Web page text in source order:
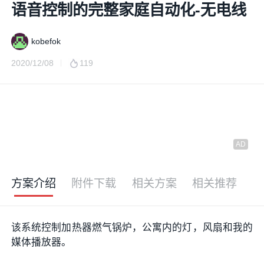
语音控制的完整家庭自动化-无电线
kobefok
2020/12/08 119
方案介绍 附件下载 相关方案 相关推荐
该系统控制加热器燃气锅炉，公寓内的灯，风扇和我的
媒体播放器。